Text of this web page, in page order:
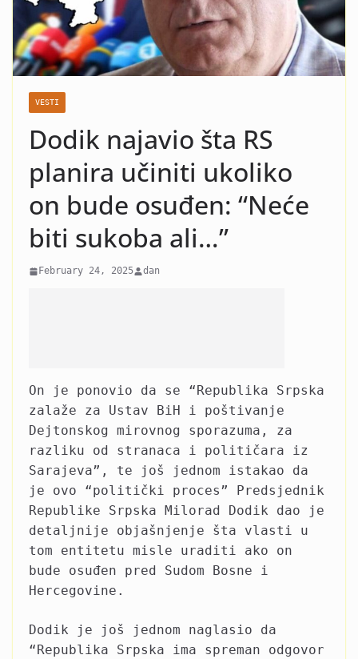
nasilje i krah: Evo koja žena
je razlog kraha braka Čede
Jovanovića! Kad vidite o kome
se radi neće vam bit dobro!
VESTI
Dodik najavio šta RS
planira učiniti ukoliko
on bude osuđen: “Neće
biti sukoba ali…”
February 24, 2025 dan
On je ponovio da se “Republika Srpska
zalaže za Ustav BiH i poštivanje
Dejtonskog mirovnog sporazuma, za
razliku od stranaca i političara iz
Sarajeva”, te još jednom istakao da
je ovo “politički proces” Predsjednik
Republike Srpska Milorad Dodik dao je
detaljnije objašnjenje šta vlasti u
tom entitetu misle uraditi ako on
bude osuđen pred Sudom Bosne i
Hercegovine.
Dodik je još jednom naglasio da
“Republika Srpska ima spreman odgovor